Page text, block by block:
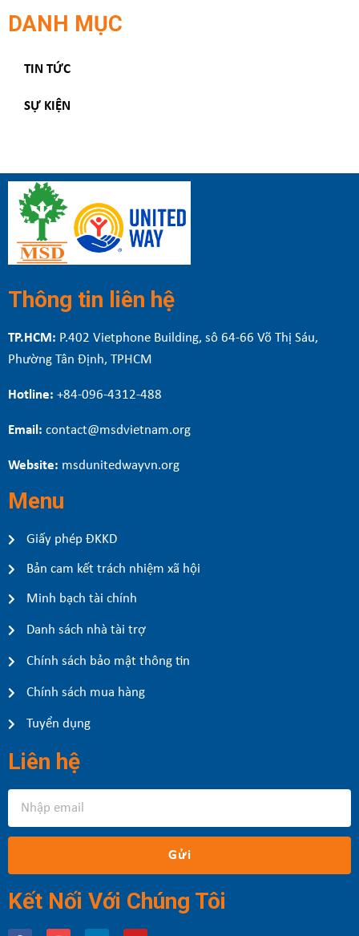
DANH MỤC
TIN TỨC
SỰ KIỆN
Thông tin liên hệ
TP.HCM: P.402 Vietphone Building, sô 64-66 Võ Thị Sáu,
Phường Tân Định, TPHCM
Hotline: +84-096-4312-488
Email: contact@msdvietnam.org
Website: msdunitedwayvn.org
Menu
Giấy phép ĐKKD
Bản cam kết trách nhiệm xã hội
Minh bạch tài chính
Danh sách nhà tài trợ
Chính sách bảo mật thông tin
Chính sách mua hàng
Tuyển dụng
Liên hệ
Gửi
Kết Nối Với Chúng Tôi